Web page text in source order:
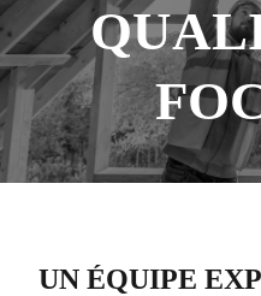
UN ÉQUIPE